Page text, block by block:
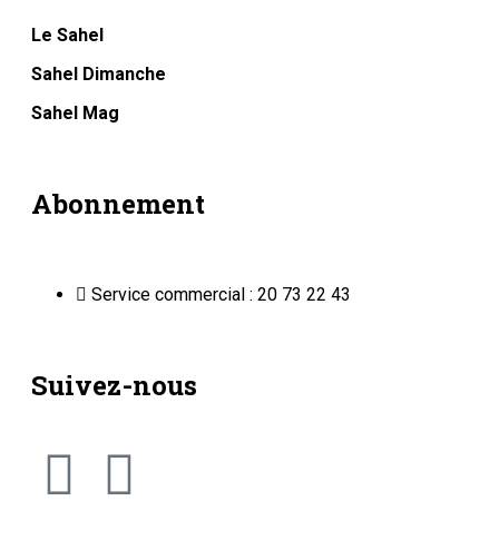
Le Sahel
Sahel Dimanche
Sahel Mag
Abonnement
Service commercial : 20 73 22 43
Suivez-nous